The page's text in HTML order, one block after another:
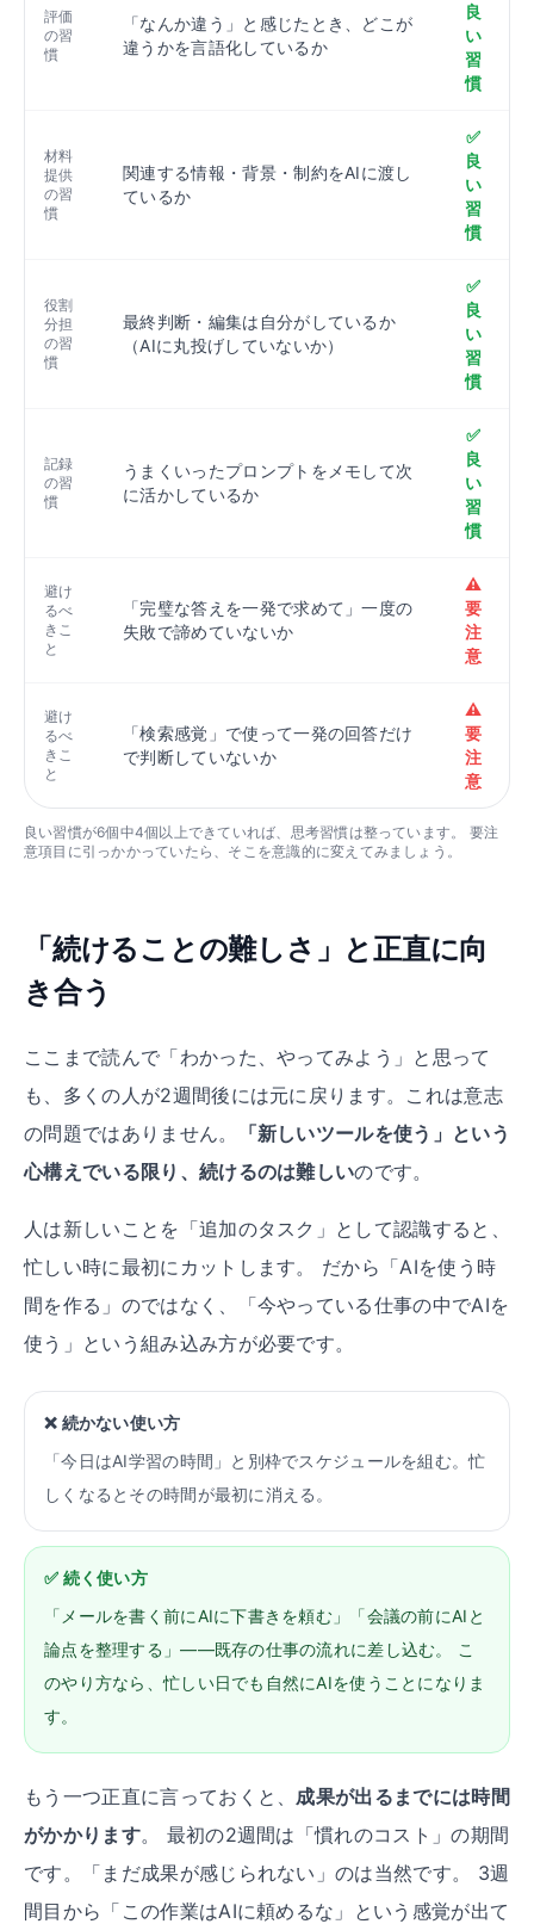
評価
の習
慣
「なんか違う」と感じたとき、どこが
違うかを言語化しているか
良
い
習
慣
材料
提供
の習
慣
関連する情報・背景・制約をAIに渡し
ているか
✅
良
い
習
慣
役割
分担
の習
慣
最終判断・編集は自分がしているか
（AIに丸投げしていないか）
✅
良
い
習
慣
記録
の習
慣
うまくいったプロンプトをメモして次
に活かしているか
✅
良
い
習
慣
避け
るべ
きこ
と
「完璧な答えを一発で求めて」一度の
失敗で諦めていないか
⚠️
要
注
意
避け
るべ
きこ
と
「検索感覚」で使って一発の回答だけ
で判断していないか
⚠️
要
注
意
良い習慣が6個中4個以上できていれば、思考習慣は整っています。 要注
意項目に引っかかっていたら、そこを意識的に変えてみましょう。
「続けることの難しさ」と正直に向
き合う
ここまで読んで「わかった、やってみよう」と思って
も、多くの人が2週間後には元に戻ります。これは意志
の問題ではありません。
「新しいツールを使う」という
心構えでいる限り、続けるのは難しいのです。
人は新しいことを「追加のタスク」として認識すると、
忙しい時に最初にカットします。 だから「AIを使う時
間を作る」のではなく、「今やっている仕事の中でAIを
使う」という組み込み方が必要です。
❌ 続かない使い方
「今日はAI学習の時間」と別枠でスケジュールを組む。忙
しくなるとその時間が最初に消える。
✅ 続く使い方
「メールを書く前にAIに下書きを頼む」「会議の前にAIと
論点を整理する」——既存の仕事の流れに差し込む。 こ
のやり方なら、忙しい日でも自然にAIを使うことになりま
す。
もう一つ正直に言っておくと、 成果が出るまでには時間
がかかります。 最初の2週間は「慣れのコスト」の期間
です。「まだ成果が感じられない」のは当然です。 3週
間目から「この作業はAIに頼めるな」という感覚が出て